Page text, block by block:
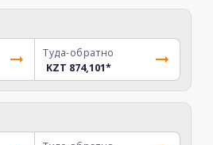
Туда-обратно
KZT 874,101*